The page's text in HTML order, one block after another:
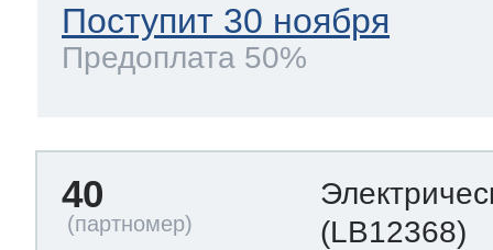
Поступит 30 ноября
Предоплата 50%
40
(LB12368)